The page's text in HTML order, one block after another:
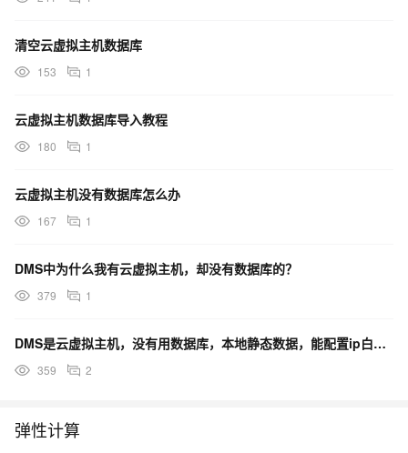
清空云虚拟主机数据库
153 1
云虚拟主机数据库导入教程
180 1
云虚拟主机没有数据库怎么办
167 1
DMS中为什么我有云虚拟主机，却没有数据库的？
379 1
DMS是云虚拟主机，没有用数据库，本地静态数据，能配置ip白名单吗？
359 2
弹性计算